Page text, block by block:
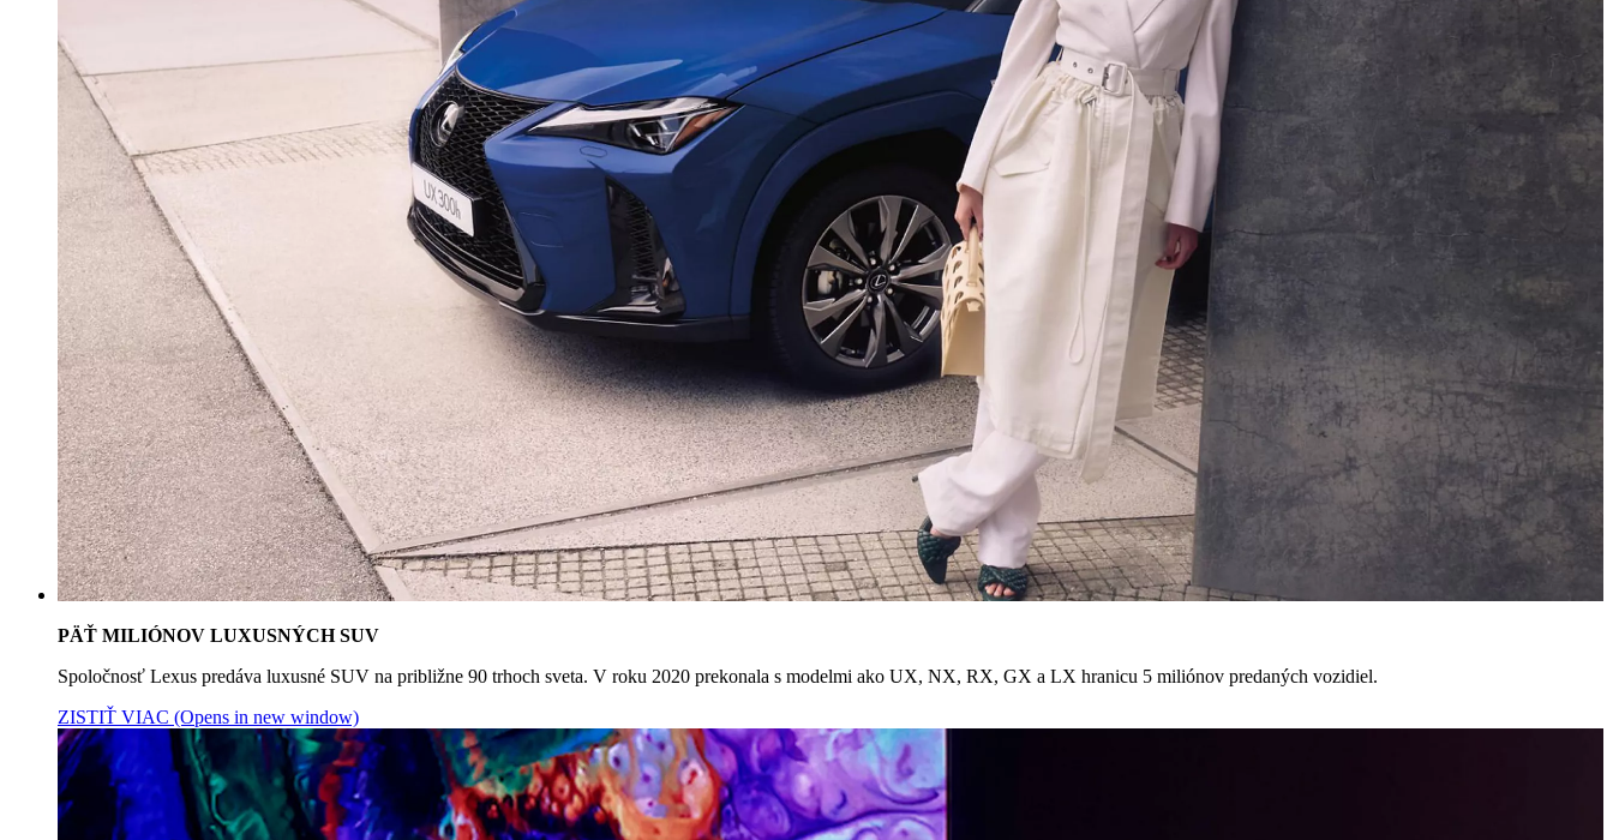
PÄŤ MILIÓNOV LUXUSNÝCH SUV
Spoločnosť Lexus predáva luxusné SUV na približne 90 trhoch sveta. V roku 2020 prekonala s modelmi ako UX, NX, RX, GX a LX hranicu 5 miliónov predaných vozidiel.
ZISTIŤ VIAC (Opens in new window)